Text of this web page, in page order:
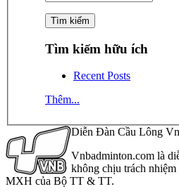
Tìm kiếm hữu ích
Recent Posts
Thêm...
Diễn Đàn Cầu Lông
Vnbadminton.com là
không chịu trách
MXH của Bộ TT & TT.